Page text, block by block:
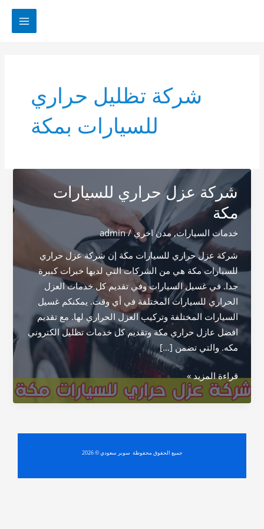
شركة تظليل حراري
للسيارات بمكة
شركة عزل حراري للسيارات
مكة
خدمات السيارات, مدن اخري/
admin
شركة عزل حراري للسيارات مكة إن شركة عزل حراري
للسيارات مكة هي من الشركات التي لديها خبرات كبيرة
جدا. في غسيل السيارات وفي تقديم كل خدمات العزل
الحراري للسيارات المختلفة في أي وقت. يمكنكم غسيل
السيارات المختلفة وتركيب العزل الحراري لها. مع تقديم
افضل عازل حراري مكة وتقديم كل خدمات تظليل الكتروني
مكه. والتي تضمن […]
شركة
عزل
حراري
مكة
قراءة المزيد »
جميع الحقوق محفوظة سوبر سعودي © 2026